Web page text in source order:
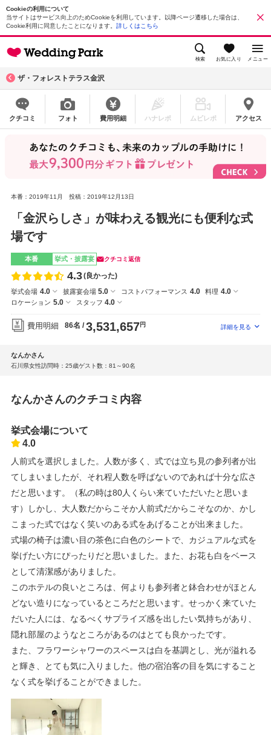
Cookieの利用について
当サイトはサービス向上のためCookieを利用しています。以降ページ遷移した場合は、
Cookie利用に同意したことになります。 詳しくはこちら
検索 お気に入り メニュー
ザ・フォレストテラス金沢
クチコミ フォト 費用明細 ハナレポ ムビレポ アクセス
本番：2019年11月 投稿：2019年12月13日
「金沢らしさ」が味わえる観光にも便利な式
場です
本番 挙式・披露宴 クチコミ返信
4.3(良かった)
挙式会場 4.0 披露宴会場 5.0 コストパフォーマンス 4.0 料理 4.0
ロケーション 5.0 スタッフ 4.0
費用明細 86名 3,531,657円
なんかさん
石川県女性訪問時：25歳ゲスト数：81～90名
なんかさんのクチコミ内容
挙式会場について
4.0
人前式を選択しました。人数が多く、式では立ち見の参列者が出
てしまいましたが、それ程人数を呼ばないのであれば十分な広さ
だと思います。（私の時は80人くらい来ていただいたと思いま
す）しかし、大人数だからこそか人前式だからこそなのか、かし
こまった式ではなく笑いのある式をあげることが出来ました。
式場の椅子は濃い目の茶色に白色のシートで、カジュアルな式を
挙げたい方にぴったりだと思いました。また、お花も白をベース
として清潔感がありました。
このホテルの良いところは、何よりも参列者と鉢合わせがほとん
どない造りになっているところだと思います。せっかく来ていた
だいた人には、なるべくサプライズ感を出したい気持ちがあり、
隠れ部屋のようなところがあるのはとても良かったです。
また、フラワーシャワーのスペースは白を基調とし、光が溢れる
と輝き、とても気に入りました。他の宿泊客の目を気にすること
なく式を挙げることができました。